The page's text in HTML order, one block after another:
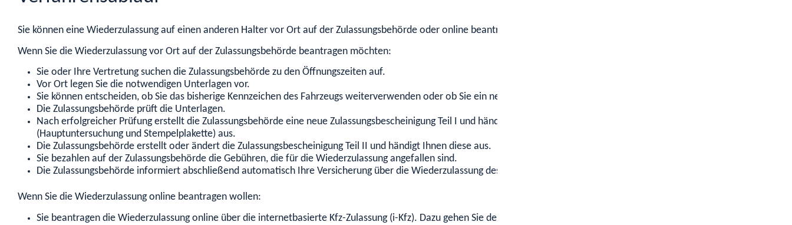
Sie können eine Wiederzulassung auf einen anderen Halter vor Ort auf der Zulassungsbehörde oder online beantragen.
Wenn Sie die Wiederzulassung vor Ort auf der Zulassungsbehörde beantragen möchten:
Sie oder Ihre Vertretung suchen die Zulassungsbehörde zu den Öffnungszeiten auf.
Vor Ort legen Sie die notwendigen Unterlagen vor.
Sie können entscheiden, ob Sie das bisherige Kennzeichen des Fahrzeugs weiterverwenden oder ob Sie ein neues Kennzeichen auswählen möchten.
Die Zulassungsbehörde prüft die Unterlagen.
Nach erfolgreicher Prüfung erstellt die Zulassungsbehörde eine neue Zulassungsbescheinigung Teil I und händigt Ihnen diese zusammen mit den neuen Plaketten
(Hauptuntersuchung und Stempelplakette) aus.
Die Zulassungsbehörde erstellt oder ändert die Zulassungsbescheinigung Teil II und händigt Ihnen diese aus.
Sie bezahlen auf der Zulassungsbehörde die Gebühren, die für die Wiederzulassung angefallen sind.
Die Zulassungsbehörde informiert abschließend automatisch Ihre Versicherung über die Wiederzulassung des Fahrzeugs.
Wenn Sie die Wiederzulassung online beantragen wollen:
Sie beantragen die Wiederzulassung online über die internetbasierte Kfz-Zulassung (i-Kfz). Dazu gehen Sie den Prozess Schritt für Schritt durch und geben die korrekten Daten